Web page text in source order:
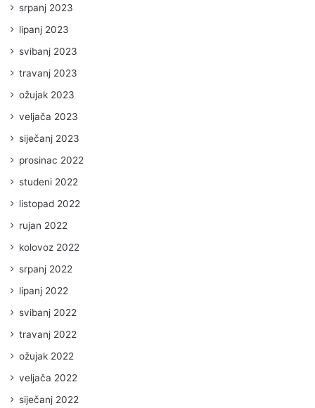
srpanj 2023
lipanj 2023
svibanj 2023
travanj 2023
ožujak 2023
veljača 2023
siječanj 2023
prosinac 2022
studeni 2022
listopad 2022
rujan 2022
kolovoz 2022
srpanj 2022
lipanj 2022
svibanj 2022
travanj 2022
ožujak 2022
veljača 2022
siječanj 2022